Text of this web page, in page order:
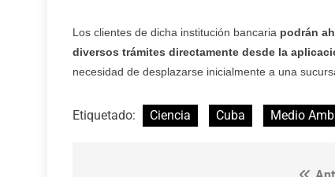
Los clientes de dicha institución bancaria podrán
diversos trámites directamente desde la
necesidad de desplazarse inicialmente a una
Etiquetado: Ciencia Cuba Medio